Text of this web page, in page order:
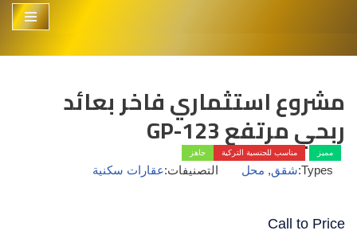
مشروع استثماري فاخر بعائد
ربحي مرتفع GP-123
مميز مناسب للجنسية التركية جاهز
Types: شقق, محل التصنيفات:عقارات سكنية
Call to Price